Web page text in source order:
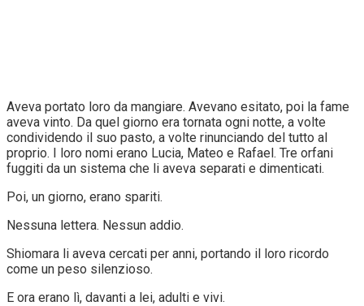
Aveva portato loro da mangiare. Avevano esitato, poi la fame
aveva vinto. Da quel giorno era tornata ogni notte, a volte
condividendo il suo pasto, a volte rinunciando del tutto al
proprio. I loro nomi erano Lucia, Mateo e Rafael. Tre orfani
fuggiti da un sistema che li aveva separati e dimenticati.
Poi, un giorno, erano spariti.
Nessuna lettera. Nessun addio.
Shiomara li aveva cercati per anni, portando il loro ricordo
come un peso silenzioso.
E ora erano lì, davanti a lei, adulti e vivi.